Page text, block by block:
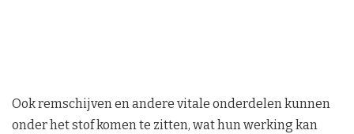
Ook remschijven en andere vitale onderdelen kunnen
onder het stof komen te zitten, wat hun werking kan